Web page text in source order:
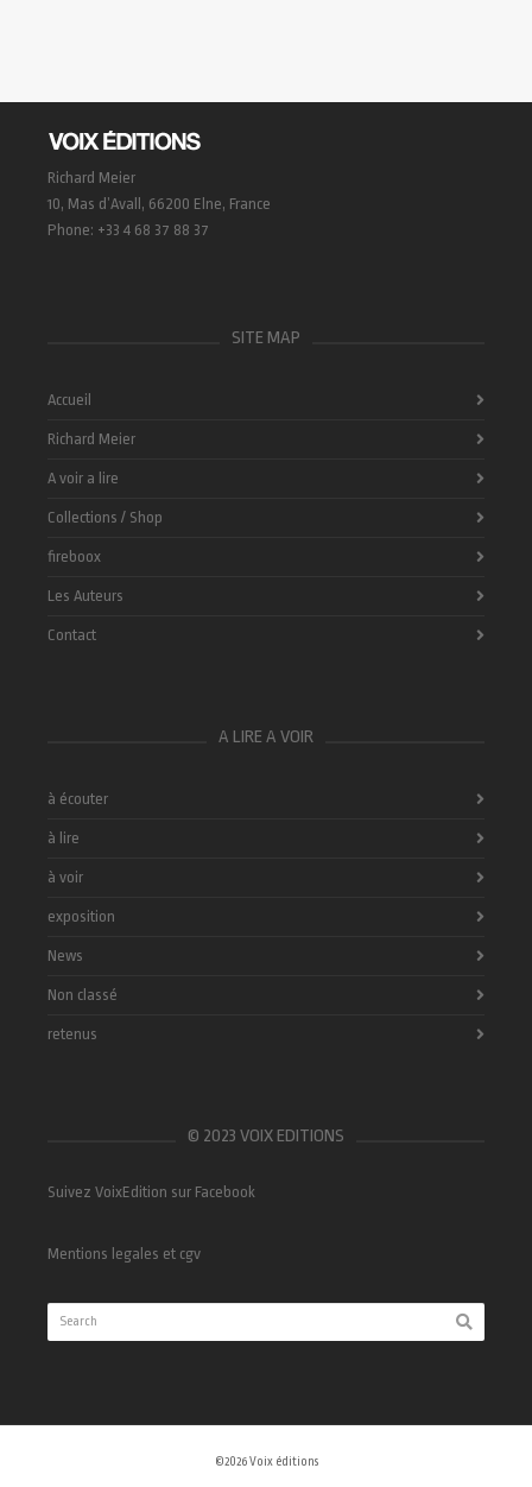
Richard Meier
10, Mas d’Avall, 66200 Elne, France
Phone: +33 4 68 37 88 37
SITE MAP
Accueil
Richard Meier
A voir a lire
Collections / Shop
fireboox
Les Auteurs
Contact
A LIRE A VOIR
à écouter
à lire
à voir
exposition
News
Non classé
retenus
© 2023 VOIX EDITIONS
Suivez VoixEdition sur Facebook
Mentions legales et cgv
©2026 Voix éditions